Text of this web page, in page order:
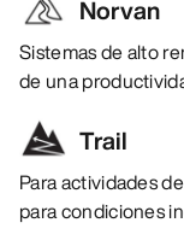
Norvan
Sistemas de alto
de una
Trail
Para actividades
para condiciones